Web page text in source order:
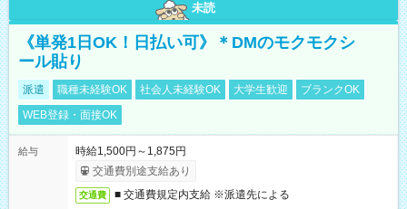
未読
《単発1日OK！日払い可》＊DMのモクモクシ
ール貼り
派遣 職種未経験OK 社会人未経験OK 大学生歓迎
ブランクOK
WEB登録・面接OK
給与
時給1,500円～1,875円
交通費別途支給あり
交通費 ■ 交通費規定内支給 ※派遣先による